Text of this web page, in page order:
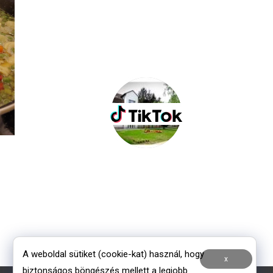
x
A weboldal sütiket (cookie-kat) használ, hogy
biztonságos böngészés mellett a legjobb